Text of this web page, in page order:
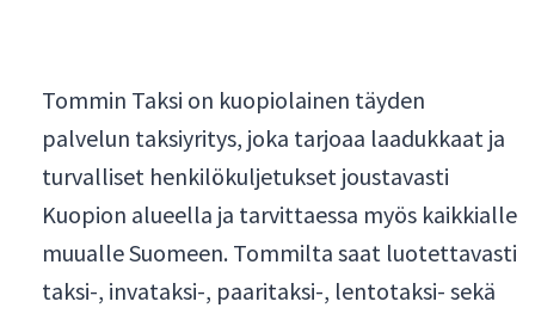
Tommin Taksi on kuopiolainen täyden
palvelun taksiyritys, joka tarjoaa laadukkaat ja
turvalliset henkilökuljetukset joustavasti
Kuopion alueella ja tarvittaessa myös kaikkialle
muualle Suomeen. Tommilta saat luotettavasti
taksi-, invataksi-, paaritaksi-, lentotaksi- sekä